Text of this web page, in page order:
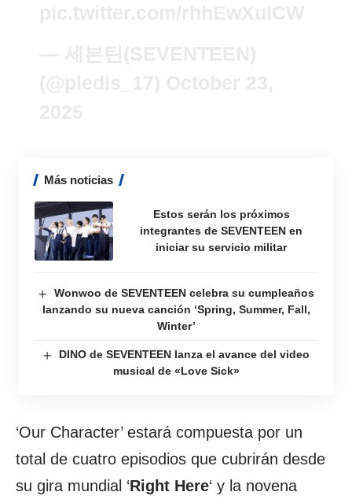
Más noticias
Estos serán los próximos
integrantes de SEVENTEEN en
iniciar su servicio militar
Wonwoo de SEVENTEEN celebra su cumpleaños
lanzando su nueva canción ‘Spring, Summer, Fall,
Winter’
DINO de SEVENTEEN lanza el avance del video
musical de «Love Sick»
‘Our Character’ estará compuesta por un
total de cuatro episodios que cubrirán desde
su gira mundial ‘Right Here‘ y la novena